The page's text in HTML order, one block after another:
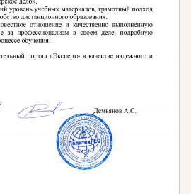
работы с источниками
25 января 2022 г. № 45 «О
деятельности в области
ионизирующего
(за исключением случая,
используются в медицинской